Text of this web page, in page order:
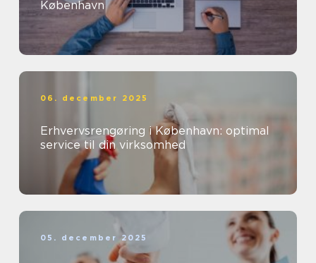
København
06. december 2025
Erhvervsrengøring i København: optimal
service til din virksomhed
05. december 2025